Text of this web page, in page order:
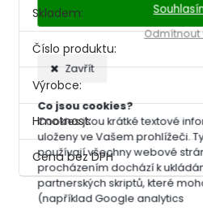
Odmítnout
Zavřít
Co jsou cookies?
Cookies jsou krátké textové
uloženy ve Vašem prohlížeči.
používají všechny webové
procházením dochází k
partnerských skriptů, které
(například Google analytics
Skladem:
Číslo produktu:
Výrobce:
Hmotnost: